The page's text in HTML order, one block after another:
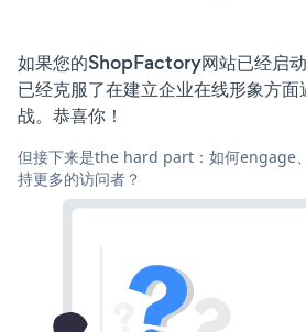
如果您的ShopFactory网站已经启
已经克服了在建立企业在线形象方
战。恭喜你！
但接下来是the hard part：如何engage
持更多的访问者？